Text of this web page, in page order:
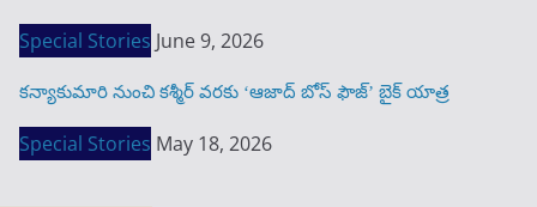
Special Stories June 9, 2026
కన్యాకుమారి నుంచి కశ్మీర్ వరకు ‘ఆజాద్ బోస్ ఫౌజ్’ బైక్ యాత్ర
Special Stories May 18, 2026